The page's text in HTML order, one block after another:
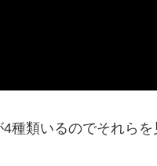
種類いるのでそれら